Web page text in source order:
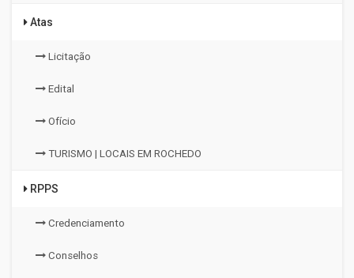
Atas
Licitação
Edital
Ofício
TURISMO | LOCAIS EM ROCHEDO
RPPS
Credenciamento
Conselhos